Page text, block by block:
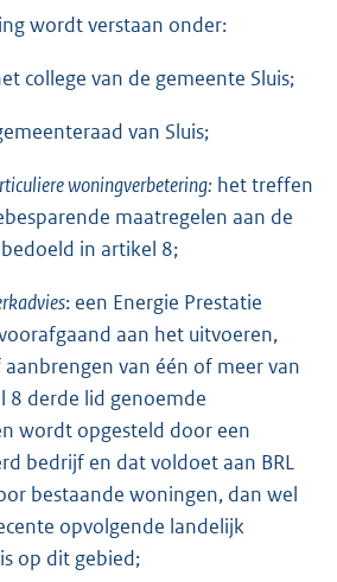
wordt verstaan onder:
college van de gemeente Sluis;
van Sluis;
woningverbetering: het treffen
maatregelen aan de
in artikel 8;
: een Energie Prestatie
aan het uitvoeren,
van één of meer van
8 derde lid genoemde
wordt opgesteld door een
bedrijf en dat voldoet aan BRL
bestaande woningen, dan wel
opvolgende landelijk
op dit gebied;